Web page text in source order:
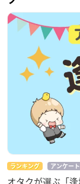
ランキング アンケート